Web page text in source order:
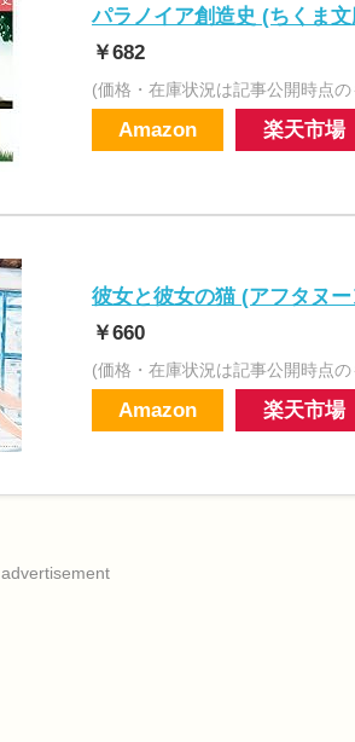
パラノイア創造史 (ちくま文
￥682
(価格・在庫状況は記事公開時点
Amazon 楽天市場
彼女と彼女の猫 (アフタヌ
￥660
(価格・在庫状況は記事公開時点
Amazon 楽天市場
advertisement